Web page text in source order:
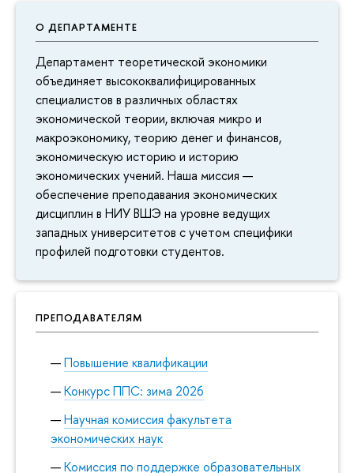
О ДЕПАРТАМЕНТЕ
Департамент теоретической экономики
объединяет высококвалифицированных
специалистов в различных областях
экономической теории, включая микро и
макроэкономику, теорию денег и финансов,
экономическую историю и историю
экономических учений. Наша миссия —
обеспечение преподавания экономических
дисциплин в НИУ ВШЭ на уровне ведущих
западных университетов с учетом специфики
профилей подготовки студентов.
ПРЕПОДАВАТЕЛЯМ
Повышение квалификации
Конкурс ППС: зима 2026
Научная комиссия факультета
экономических наук
Комиссия по поддержке образовательных